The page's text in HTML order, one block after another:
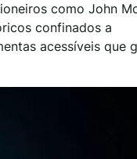
como John
confinados a
acessíveis que